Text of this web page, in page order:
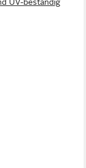
UV-beständig